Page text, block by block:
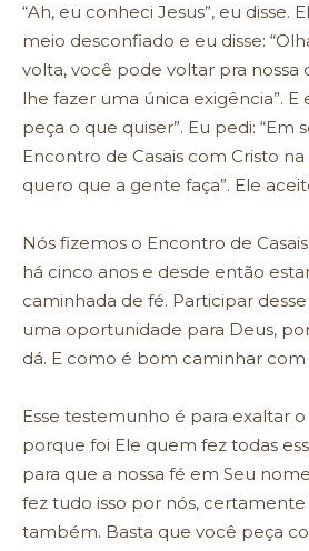
“Ah, eu conheci Jesus”, eu disse.
meio desconfiado e eu disse:
volta, você pode voltar pra nossa
lhe fazer uma única exigência”. E
peça o que quiser”. Eu pedi: “Em
Encontro de Casais com Cristo
quero que a gente faça”. Ele
Nós fizemos o Encontro de
há cinco anos e desde então
caminhada de fé. Participar
uma oportunidade para Deus,
dá. E como é bom caminhar com
Esse testemunho é para exaltar
porque foi Ele quem fez todas
para que a nossa fé em Seu
fez tudo isso por nós,
também. Basta que você peça